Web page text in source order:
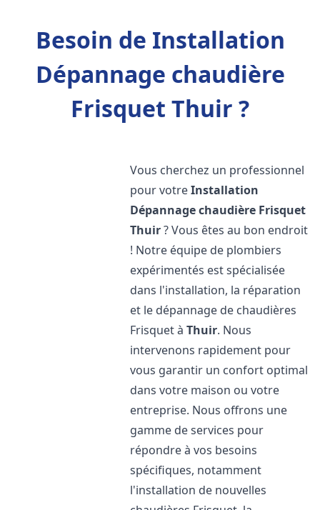
Besoin de Installation
Dépannage chaudière
Frisquet Thuir ?
Vous cherchez un professionnel
pour votreInstallation
Dépannage chaudière Frisquet
Thuir? Vous êtes au bon endroit
! Notre équipe de plombiers
expérimentés est spécialisée
dans l'installation, la réparation
et le dépannage de chaudières
Frisquet àThuir. Nous
intervenons rapidement pour
vous garantir un confort optimal
dans votre maison ou votre
entreprise. Nous offrons une
gamme de services pour
répondre à vos besoins
spécifiques, notamment
l'installation de nouvelles